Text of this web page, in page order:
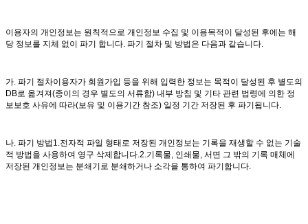
이용자의 개인정보는 원칙적으로 개인정보 수집 및 이용목적이 달성된 후에는 해
당 정보를 지체 없이 파기 합니다. 파기 절차 및 방법은 다음과 같습니다.
가. 파기 절차이용자가 회원가입 등을 위해 입력한 정보는 목적이 달성된 후 별도의
DB로 옮겨져(종이의 경우 별도의 서류함) 내부 방침 및 기타 관련 법령에 의한 정
보보호 사유에 따라(보유 및 이용기간 참조) 일정 기간 저장된 후 파기됩니다.
나. 파기 방법1.전자적 파일 형태로 저장된 개인정보는 기록을 재생할 수 없는 기술
적 방법을 사용하여 영구 삭제합니다.2.기록물, 인쇄물, 서면 그 밖의 기록 매체에
저장된 개인정보는 분쇄기로 분쇄하거나 소각을 통하여 파기합니다.